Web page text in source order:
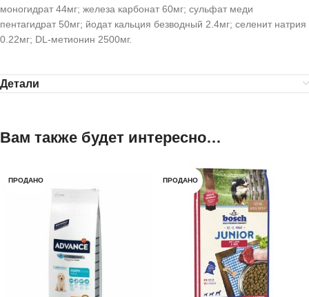
моногидрат 44мг; железа карбонат 60мг; сульфат меди
пентагидрат 50мг; йодат кальция безводный 2.4мг; селенит натрия
0.22мг; DL-метионин 2500мг.
Детали
Вам также будет интересно…
ПРОДАНО ПРОДАНО